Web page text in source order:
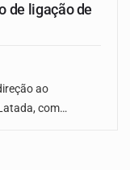
de ligação de
ao
com…